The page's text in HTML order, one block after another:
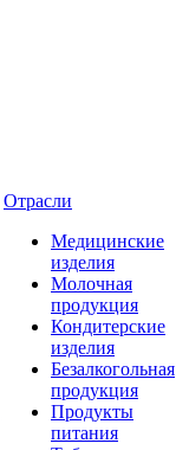
Отрасли
Медицинские
изделия
Молочная
продукция
Кондитерские
изделия
Безалкогольная
продукция
Продукты
питания